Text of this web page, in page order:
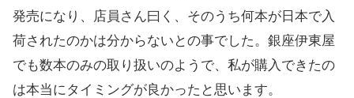
発売になり、店員さん曰く、そのうち何本が日本で入
荷されたのかは分からないとの事でした。銀座伊東屋
でも数本のみの取り扱いのようで、私が購入できたの
は本当にタイミングが良かったと思います。